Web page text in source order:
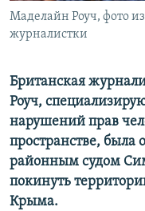
Все сайты RFE/RL
Маделайн Роуч, фото из
журналистки
Британская
Роуч,
нарушений прав
пространстве,
районным судом
покинуть
Крыма.